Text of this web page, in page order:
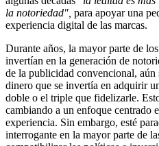
la notoriedad", para apoyar una
experiencia digital de las marcas.
Durante años, la mayor parte de
invertían en la generación de
de la publicidad convencional, aún
dinero que se invertía en adquirir
doble o el triple que fidelizarle.
cambiando a un enfoque centrado
experiencia. Sin embargo, esté
interrogante en la mayor parte de